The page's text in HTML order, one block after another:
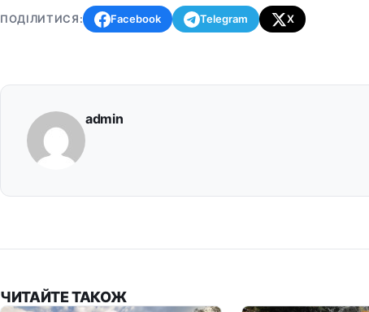
ПОДІЛИТИСЯ: Facebook Telegram X
admin
ЧИТАЙТЕ ТАКОЖ